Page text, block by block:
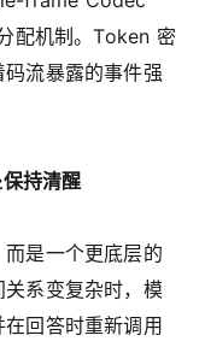
配机制。Token 密
流暴露的事件强
持清醒
是一个更底层的
系变复杂时，模
回答时重新调用